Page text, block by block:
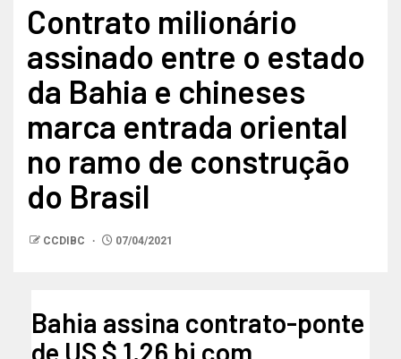
Contrato milionário
assinado entre o estado
da Bahia e chineses
marca entrada oriental
no ramo de construção
do Brasil
CCDIBC 07/04/2021
Bahia assina contrato-ponte
de US $ 1,26 bi com